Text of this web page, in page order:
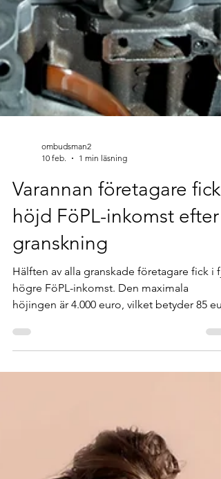
ombudsman2
10 feb.
1 min läsning
Varannan företagare fick
höjd FöPL-inkomst efter
granskning
Hälften av alla granskade företagare fick i
högre FöPL-inkomst. Den maximala
höjingen är 4.000 euro, vilket betyder 85